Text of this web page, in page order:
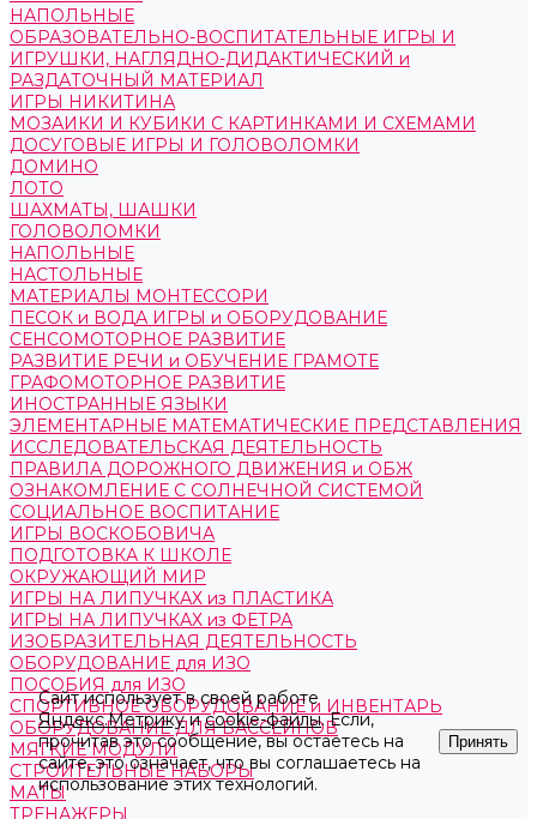
НАПОЛЬНЫЕ
ОБРАЗОВАТЕЛЬНО-ВОСПИТАТЕЛЬНЫЕ ИГРЫ И
ИГРУШКИ, НАГЛЯДНО-ДИДАКТИЧЕСКИЙ и
РАЗДАТОЧНЫЙ МАТЕРИАЛ
ИГРЫ НИКИТИНА
МОЗАИКИ И КУБИКИ С КАРТИНКАМИ И СХЕМАМИ
ДОСУГОВЫЕ ИГРЫ И ГОЛОВОЛОМКИ
ДОМИНО
ЛОТО
ШАХМАТЫ, ШАШКИ
ГОЛОВОЛОМКИ
НАПОЛЬНЫЕ
НАСТОЛЬНЫЕ
МАТЕРИАЛЫ МОНТЕССОРИ
ПЕСОК и ВОДА ИГРЫ и ОБОРУДОВАНИЕ
СЕНСОМОТОРНОЕ РАЗВИТИЕ
РАЗВИТИЕ РЕЧИ и ОБУЧЕНИЕ ГРАМОТЕ
ГРАФОМОТОРНОЕ РАЗВИТИЕ
ИНОСТРАННЫЕ ЯЗЫКИ
ЭЛЕМЕНТАРНЫЕ МАТЕМАТИЧЕСКИЕ ПРЕДСТАВЛЕНИЯ
ИССЛЕДОВАТЕЛЬСКАЯ ДЕЯТЕЛЬНОСТЬ
ПРАВИЛА ДОРОЖНОГО ДВИЖЕНИЯ и ОБЖ
ОЗНАКОМЛЕНИЕ С СОЛНЕЧНОЙ СИСТЕМОЙ
СОЦИАЛЬНОЕ ВОСПИТАНИЕ
ИГРЫ ВОСКОБОВИЧА
ПОДГОТОВКА К ШКОЛЕ
ОКРУЖАЮЩИЙ МИР
ИГРЫ НА ЛИПУЧКАХ из ПЛАСТИКА
ИГРЫ НА ЛИПУЧКАХ из ФЕТРА
ИЗОБРАЗИТЕЛЬНАЯ ДЕЯТЕЛЬНОСТЬ
ОБОРУДОВАНИЕ для ИЗО
ПОСОБИЯ для ИЗО
СПОРТИВНОЕ ОБОРУДОВАНИЕ и ИНВЕНТАРЬ
ОБОРУДОВАНИЕ ДЛЯ БАССЕЙНОВ
МЯГКИЕ МОДУЛИ
СТРОИТЕЛЬНЫЕ НАБОРЫ
МАТЫ
ТРЕНАЖЕРЫ
Сайт использует в своей работе
Яндекс.Метрикуиcookie-файлы. Если,
прочитав это сообщение, вы остаетесь на
сайте, это означает, что вы соглашаетесь на
использование этих технологий.
Принять